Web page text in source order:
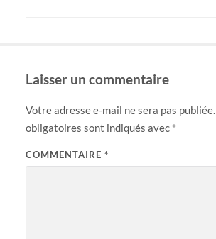
Laisser un commentaire
Votre adresse e-mail ne sera pas publiée.
obligatoires sont indiqués avec *
COMMENTAIRE *